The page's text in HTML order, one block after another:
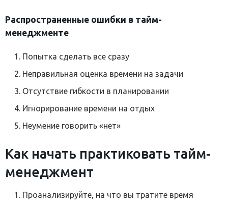
Распространенные ошибки в тайм-
менеджменте
Попытка сделать все сразу
Неправильная оценка времени на задачи
Отсутствие гибкости в планировании
Игнорирование времени на отдых
Неумение говорить «нет»
Как начать практиковать тайм-
менеджмент
Проанализируйте, на что вы тратите время